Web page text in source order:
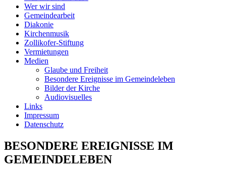
Wer wir sind
Gemeindearbeit
Diakonie
Kirchenmusik
Zollikofer-Stiftung
Vermietungen
Medien
Glaube und Freiheit
Besondere Ereignisse im Gemeindeleben
Bilder der Kirche
Audiovisuelles
Links
Impressum
Datenschutz
BESONDERE EREIGNISSE IM
GEMEINDELEBEN